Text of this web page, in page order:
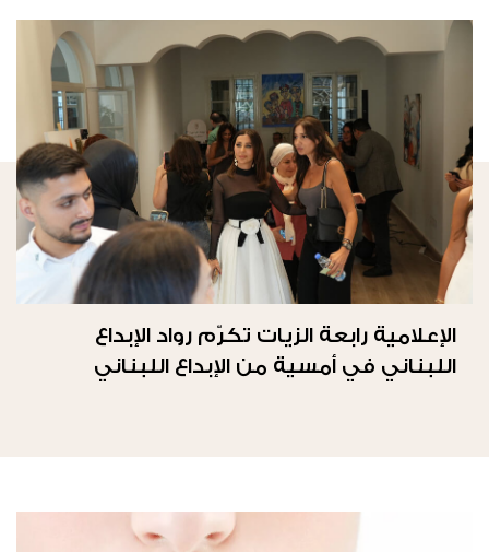
الإعلامية رابعة الزيات تكرّم رواد الإبداع
اللبناني في أمسية من الإبداع اللبناني